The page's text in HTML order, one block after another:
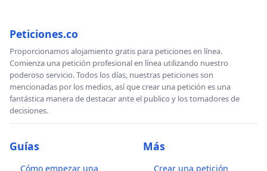
Peticiones.co
Proporcionamos alojamiento gratis para peticiones en línea.
Comienza una petición profesional en línea utilizando nuestro
poderoso servicio. Todos los días, nuestras peticiones son
mencionadas por los medios, así que crear una petición es una
fantástica manera de destacar ante el publico y los tomadores de
decisiones.
Guías
Cómo empezar una
Más
Crear una petición